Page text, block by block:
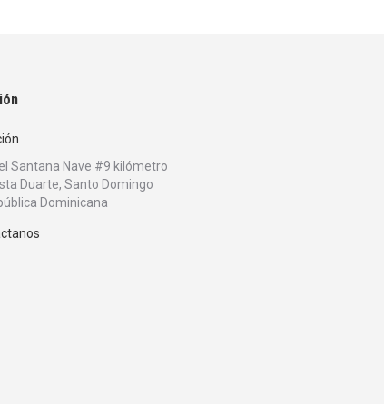
Santana Nave #9 kilómetro
Duarte, Santo Domingo
Dominicana